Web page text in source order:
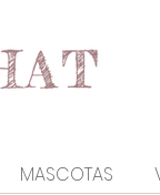
MASCOTAS